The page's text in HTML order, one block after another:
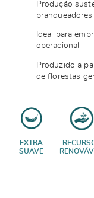
Produção
branqueadores
Ideal para
operacional
Produzido a
de florestas
EXTRA
SUAVE